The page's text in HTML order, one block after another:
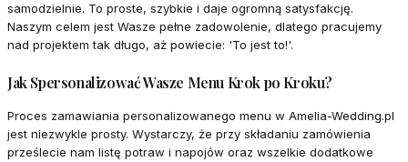
samodzielnie. To proste, szybkie i daje ogromną satysfakcję.
Naszym celem jest Wasze pełne zadowolenie, dlatego pracujemy
nad projektem tak długo, aż powiecie: 'To jest to!'.
Jak Spersonalizować Wasze Menu Krok po Kroku?
Proces zamawiania personalizowanego menu w Amelia-Wedding.pl
jest niezwykle prosty. Wystarczy, że przy składaniu zamówienia
prześlecie nam listę potraw i napojów oraz wszelkie dodatkowe